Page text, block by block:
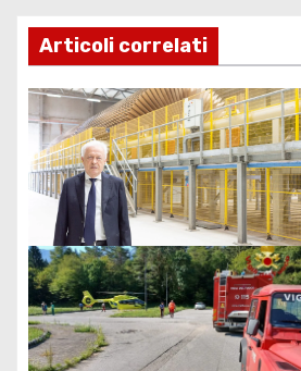
Articoli correlati